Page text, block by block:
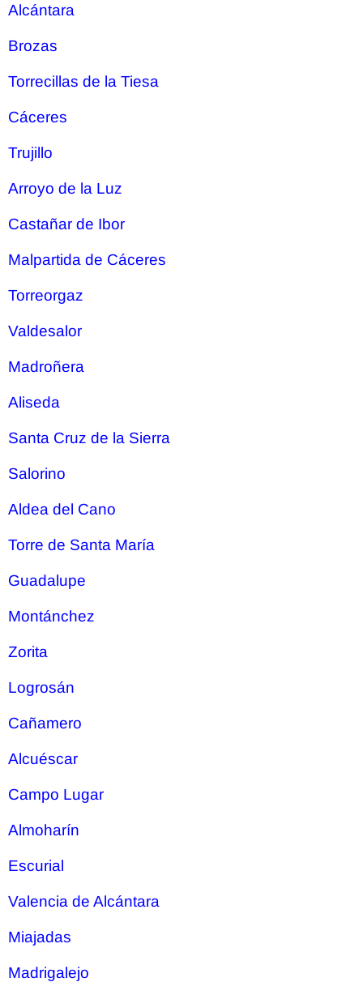
Alcántara
Brozas
Torrecillas de la Tiesa
Cáceres
Trujillo
Arroyo de la Luz
Castañar de Ibor
Malpartida de Cáceres
Torreorgaz
Valdesalor
Madroñera
Aliseda
Santa Cruz de la Sierra
Salorino
Aldea del Cano
Torre de Santa María
Guadalupe
Montánchez
Zorita
Logrosán
Cañamero
Alcuéscar
Campo Lugar
Almoharín
Escurial
Valencia de Alcántara
Miajadas
Madrigalejo